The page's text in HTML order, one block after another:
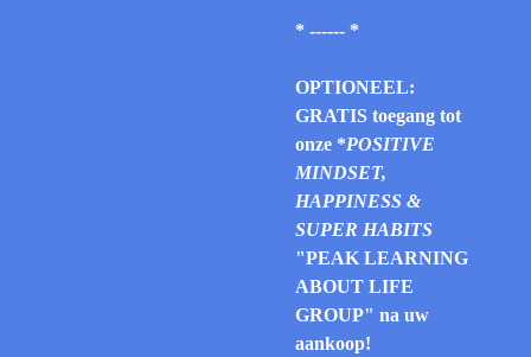
* ------ *
OPTIONEEL:
GRATIS toegang tot
onze *POSITIVE
MINDSET,
HAPPINESS &
SUPER HABITS
"PEAK LEARNING
ABOUT LIFE
GROUP" na uw
aankoop!